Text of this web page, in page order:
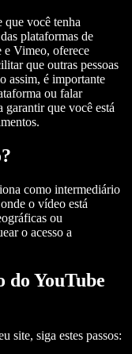
você tenha
plataformas de
e Vimeo, oferece
que outras pessoas
assim, é importante
ou falar
que você está
como intermediário
o vídeo está
ou
o acesso a
YouTube
site, siga estes passos: